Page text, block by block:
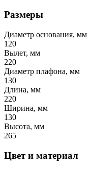
Размеры
Диаметр основания, мм
120
Вылет, мм
220
Диаметр плафона, мм
130
Длина, мм
220
Ширина, мм
130
Высота, мм
265
Цвет и материал